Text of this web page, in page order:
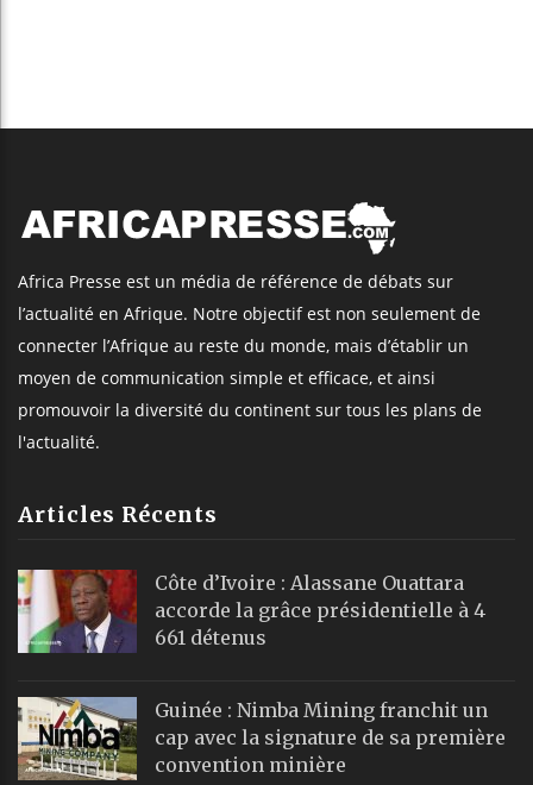
Africa Presse est un média de référence de débats sur
l’actualité en Afrique. Notre objectif est non seulement de
connecter l’Afrique au reste du monde, mais d’établir un
moyen de communication simple et efficace, et ainsi
promouvoir la diversité du continent sur tous les plans de
l'actualité.
Articles Récents
Côte d’Ivoire : Alassane Ouattara
accorde la grâce présidentielle à 4
661 détenus
Guinée : Nimba Mining franchit un
cap avec la signature de sa première
convention minière